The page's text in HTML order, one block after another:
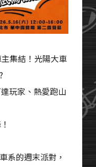
主集結！光陽大車
玩家、熱愛跑山
系的週末派對，